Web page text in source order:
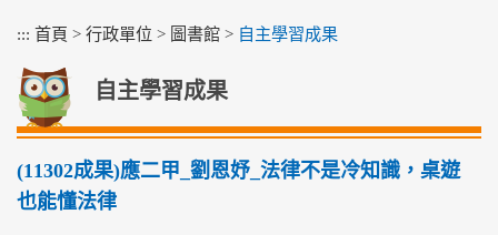
::: 首頁 > 行政單位 > 圖書館 > 自主學習成果
自主學習成果
(11302成果)應二甲_劉恩妤_法律不是冷知識，桌遊
也能懂法律